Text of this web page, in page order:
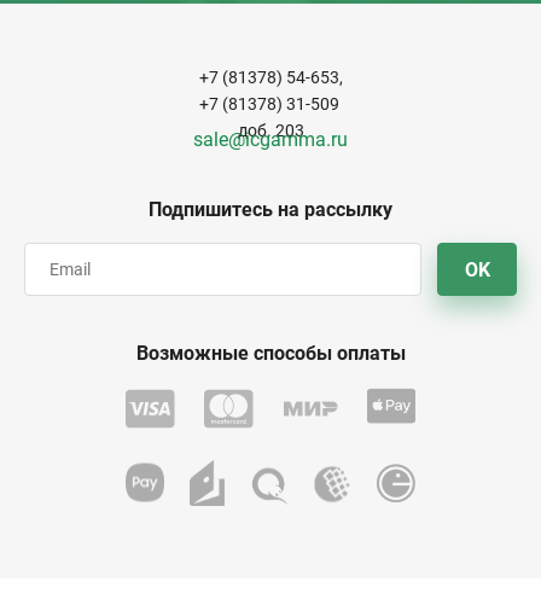
Подпишитесь на рассылку
OK
+7 (81378) 54-653,
+7 (81378) 31-509
доб. 203
sale@icgamma.ru
Возможные способы оплаты